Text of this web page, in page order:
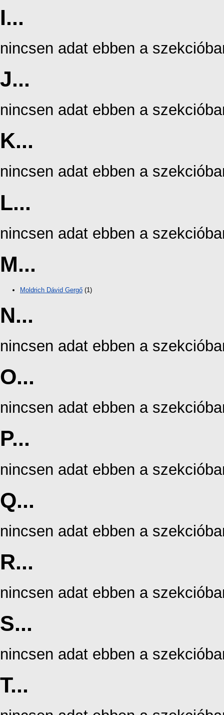
I...
nincsen adat ebben a
J...
nincsen adat ebben a
K...
nincsen adat ebben a
L...
nincsen adat ebben a
M...
Moldrich Dávid Gergő (1)
N...
nincsen adat ebben a
O...
nincsen adat ebben a
P...
nincsen adat ebben a
Q...
nincsen adat ebben a
R...
nincsen adat ebben a
S...
nincsen adat ebben a
T...